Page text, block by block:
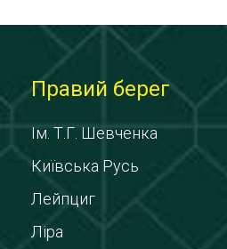
Правий берег
Ім. Т.Г. Шевченка
Київська Русь
Лейпциг
Ліра